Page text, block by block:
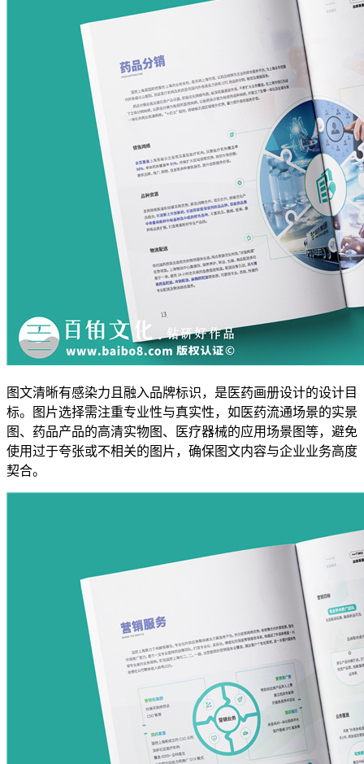
图文清晰有感染力且融入品牌标识，是医药画册设计的设计目
标。图片选择需注重专业性与真实性，如医药流通场景的实景
图、药品产品的高清实物图、医疗器械的应用场景图等，避免
使用过于夸张或不相关的图片，确保图文内容与企业业务高度
契合。